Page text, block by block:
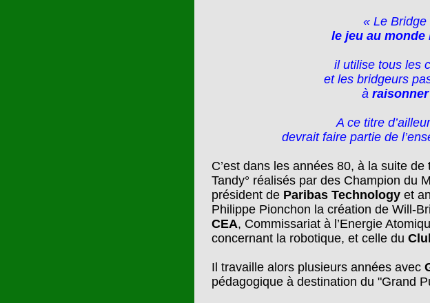
« Le Bridge
le jeu au
il utilise tous les
et les bridgeurs
à
A ce titre
devrait faire partie de
C’est dans les années 80, à la suite
Tandy° réalisés par des Champion du
président de Paribas Technology et
Philippe Pionchon la création de Will-
CEA, Commissariat à l’Energie
concernant la robotique, et celle du
Il travaille alors plusieurs années avec
pédagogique à destination du "Grand